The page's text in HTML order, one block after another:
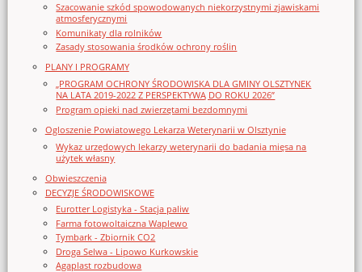
Szacowanie szkód spowodowanych niekorzystnymi zjawiskami
atmosferycznymi
Komunikaty dla rolników
Zasady stosowania środków ochrony roślin
PLANY I PROGRAMY
„PROGRAM OCHRONY ŚRODOWISKA DLA GMINY OLSZTYNEK
NA LATA 2019-2022 Z PERSPEKTYWĄ DO ROKU 2026”
Program opieki nad zwierzętami bezdomnymi
Ogloszenie Powiatowego Lekarza Weterynarii w Olsztynie
Wykaz urzędowych lekarzy weterynarii do badania mięsa na
użytek własny
Obwieszczenia
DECYZJE ŚRODOWISKOWE
Eurotter Logistyka - Stacja paliw
Farma fotowoltaiczna Waplewo
Tymbark - Zbiornik CO2
Droga Selwa - Lipowo Kurkowskie
Agaplast rozbudowa